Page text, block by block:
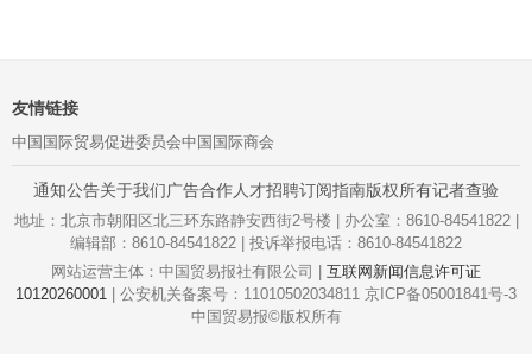
友情链接
中国国际贸易促进委员会中国国际商会
通知公告关于我们广告合作人才招聘订阅指南版权所有记者查验
地址：北京市朝阳区北三环东路静安西街2号楼 | 办公室：8610-84541822 |
编辑部：8610-84541822 | 投诉举报电话：8610-84541822
网站运营主体：中国贸易报社有限公司 | 互联网新闻信息许可证
10120260001 | 公安机关备案号：11010502034811 京ICP备05001841号-3
中国贸易报©版权所有